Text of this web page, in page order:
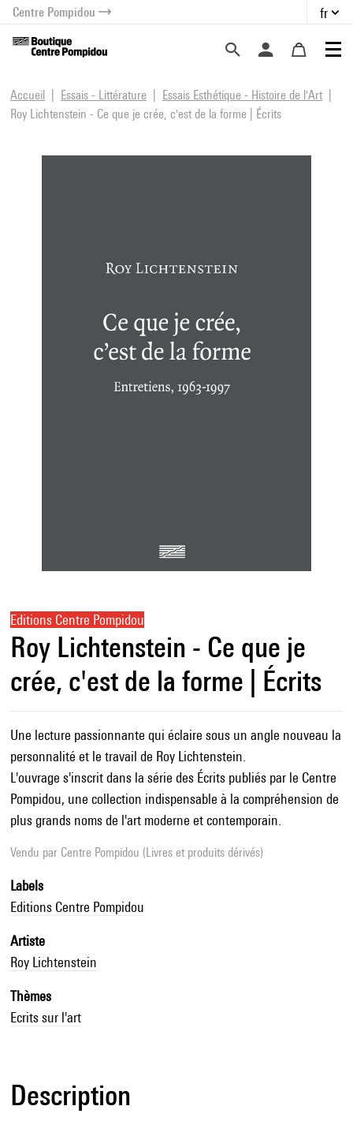
menu
contenu
Centre Pompidou fr
Accueil Essais - Littérature
Essais Esthétique - Histoire de l'Art
Roy Lichtenstein - Ce que je crée, c'est de la forme | Écrits
Editions Centre Pompidou
Roy Lichtenstein - Ce que je
crée, c'est de la forme | Écrits
Une lecture passionnante qui éclaire sous un angle nouveau la
personnalité et le travail de Roy Lichtenstein.
L'ouvrage s'inscrit dans la série des Écrits publiés par le Centre
Pompidou, une collection indispensable à la compréhension de
plus grands noms de l'art moderne et contemporain.
Vendu par Centre Pompidou (Livres et produits dérivés)
Labels
Editions Centre Pompidou
Artiste
Roy Lichtenstein
Thèmes
Ecrits sur l'art
Description